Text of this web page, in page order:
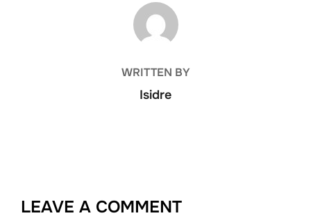
POST AUTHOR
WRITTEN BY
Isidre
LEAVE A COMMENT